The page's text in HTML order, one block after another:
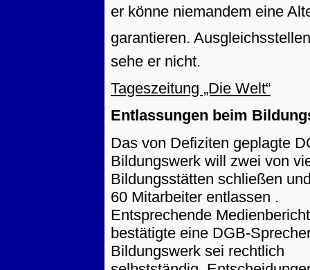
er könne niemandem eine
garantieren.
sehe er nicht.
Tageszeitung „Die Welt“
Entlassungen beim
Das von Defiziten geplagte
Bildungswerk will zwei von
Bildungsstätten schließen
60 Mitarbeiter entlassen .
Entsprechende
bestätigte eine DGB-
Bildungswerk sei rechtlich